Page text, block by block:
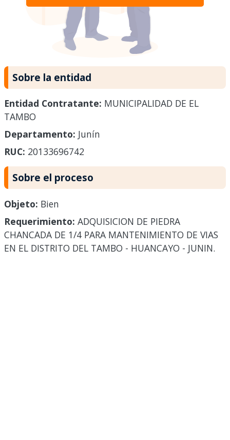
Sobre la entidad
Entidad Contratante: MUNICIPALIDAD DE EL
TAMBO
Departamento: Junín
RUC: 20133696742
Sobre el proceso
Objeto: Bien
Requerimiento: ADQUISICION DE PIEDRA
CHANCADA DE 1/4 PARA MANTENIMIENTO DE VIAS
EN EL DISTRITO DEL TAMBO - HUANCAYO - JUNIN.